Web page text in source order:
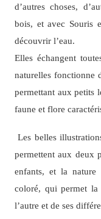
d’autres choses,
bois, et avec Souris
découvrir l’eau.
Elles échangent
naturelles fonctionne
permettant aux petits
faune et flore
Les belles
permettent aux deux
enfants, et la nature
coloré, qui permet la
l’autre et de ses